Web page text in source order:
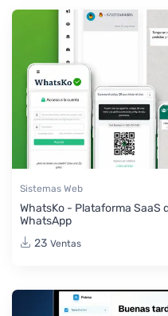
Sistemas Web
WhatsKo - Plataforma SaaS
WhatsApp
23 Ventas